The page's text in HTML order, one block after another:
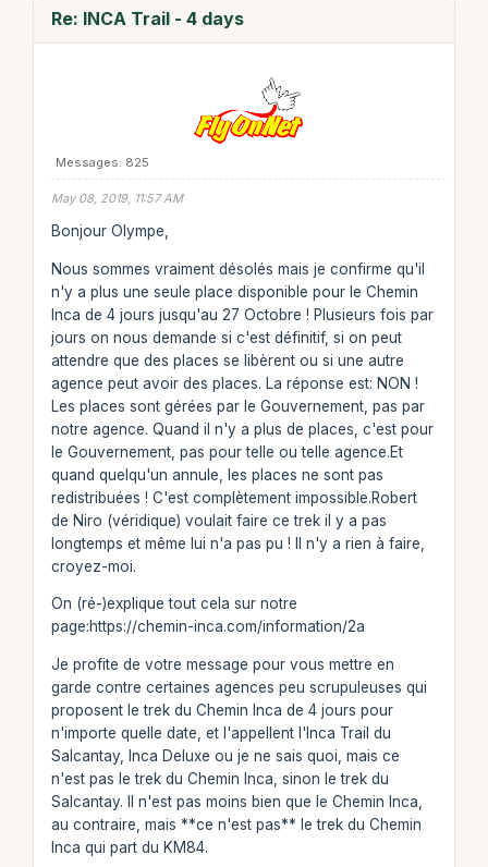
Re: INCA Trail - 4 days
Messages: 825
May 08, 2019, 11:57 AM
Bonjour Olympe,
Nous sommes vraiment désolés mais je confirme qu'il
n'y a plus une seule place disponible pour le Chemin
Inca de 4 jours jusqu'au 27 Octobre ! Plusieurs fois par
jours on nous demande si c'est définitif, si on peut
attendre que des places se libèrent ou si une autre
agence peut avoir des places. La réponse est: NON !
Les places sont gérées par le Gouvernement, pas par
notre agence. Quand il n'y a plus de places, c'est pour
le Gouvernement, pas pour telle ou telle agence.Et
quand quelqu'un annule, les places ne sont pas
redistribuées ! C'est complètement impossible.Robert
de Niro (véridique) voulait faire ce trek il y a pas
longtemps et même lui n'a pas pu ! Il n'y a rien à faire,
croyez-moi.
On (ré-)explique tout cela sur notre
page:https://chemin-inca.com/information/2a
Je profite de votre message pour vous mettre en
garde contre certaines agences peu scrupuleuses qui
proposent le trek du Chemin Inca de 4 jours pour
n'importe quelle date, et l'appellent l'Inca Trail du
Salcantay, Inca Deluxe ou je ne sais quoi, mais ce
n'est pas le trek du Chemin Inca, sinon le trek du
Salcantay. Il n'est pas moins bien que le Chemin Inca,
au contraire, mais **ce n'est pas** le trek du Chemin
Inca qui part du KM84.